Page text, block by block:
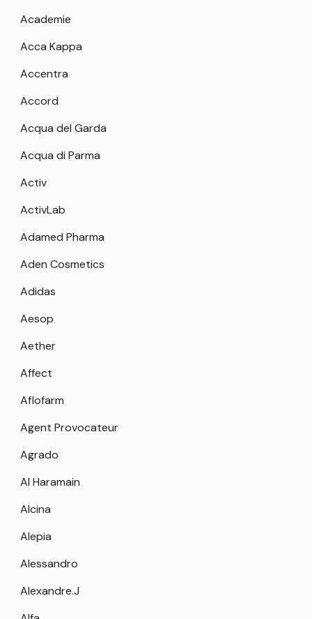
Academie
Acca Kappa
Accentra
Accord
Acqua del Garda
Acqua di Parma
Activ
ActivLab
Adamed Pharma
Aden Cosmetics
Adidas
Aesop
Aether
Affect
Aflofarm
Agent Provocateur
Agrado
Al Haramain
Alcina
Alepia
Alessandro
Alexandre.J